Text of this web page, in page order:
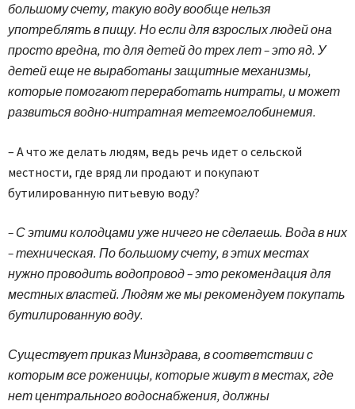
большому счету, такую воду вообще нельзя
употреблять в пищу. Но если для взрослых людей она
просто вредна, то для детей до трех лет – это яд. У
детей еще не выработаны защитные механизмы,
которые помогают переработать нитраты, и может
развиться вод­но-нитратная метгемоглобинемия.
– А что же делать людям, ведь речь идет о сельской
местности, где вряд ли продают и покупают
бутилированную питьевую воду?
– С этими колодцами уже ничего не сделаешь. Вода в них
– техническая. По большому счету, в этих местах
нужно проводить водопровод – это рекомендация для
местных властей. Людям же мы рекомендуем покупать
бутилированную воду.
Существует приказ Минздрава, в соответствии с
которым все роженицы, которые живут в местах, где
нет центрального водоснабжения, должны